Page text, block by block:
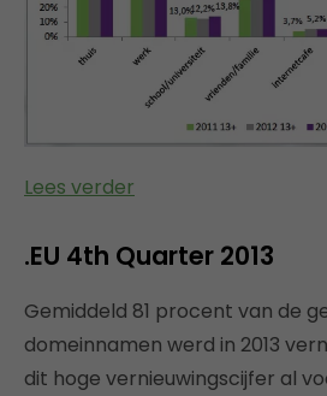
Lees verder
.EU 4th Quarter 2013
Gemiddeld 81 procent van de
domeinnamen werd in 2013
dit hoge vernieuwingscijfer al